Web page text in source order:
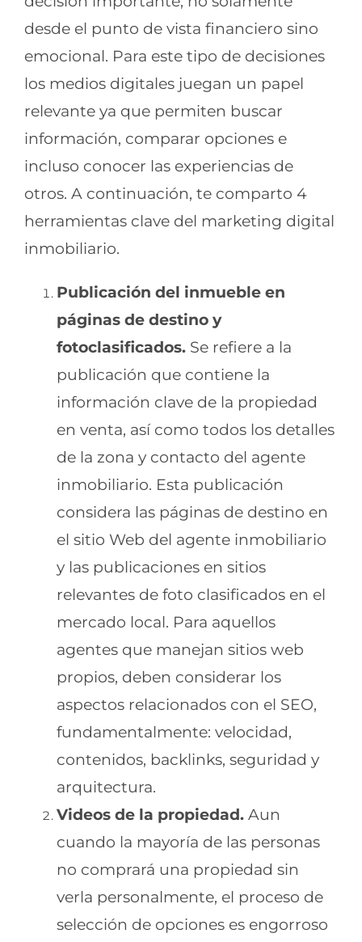
desde el punto de vista financiero sino
emocional. Para este tipo de decisiones
los medios digitales juegan un papel
relevante ya que permiten buscar
información, comparar opciones e
incluso conocer las experiencias de
otros. A continuación, te comparto 4
herramientas clave del marketing digital
inmobiliario.
Publicación del inmueble en
páginas de destino y
fotoclasificados. Se refiere a la
publicación que contiene la
información clave de la propiedad
en venta, así como todos los detalles
de la zona y contacto del agente
inmobiliario. Esta publicación
considera las páginas de destino en
el sitio Web del agente inmobiliario
y las publicaciones en sitios
relevantes de foto clasificados en el
mercado local. Para aquellos
agentes que manejan sitios web
propios, deben considerar los
aspectos relacionados con el SEO,
fundamentalmente: velocidad,
contenidos, backlinks, seguridad y
arquitectura.
Videos de la propiedad. Aun
cuando la mayoría de las personas
no comprará una propiedad sin
verla personalmente, el proceso de
selección de opciones es engorroso